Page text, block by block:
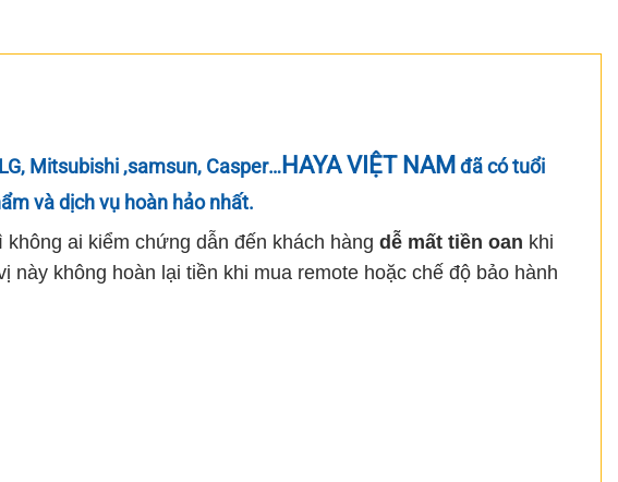
Mitsubishi,samsun, Casper…HAYA VIỆT NAM đã có tuổi
và dịch vụ hoàn hảo nhất.
ai kiểm chứng dẫn đến khách hàng dễ mất tiền oan khi
không hoàn lại tiền khi mua remote hoặc chế độ bảo hành